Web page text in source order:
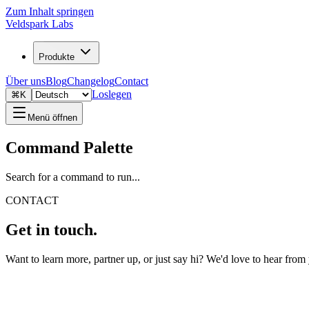
Zum Inhalt springen
Veldspark Labs
Produkte
Über unsBlogChangelogContact
⌘K Loslegen
Menü öffnen
Command Palette
Search for a command to run...
CONTACT
Get in touch.
Want to learn more, partner up, or just say hi? We'd love to hear from